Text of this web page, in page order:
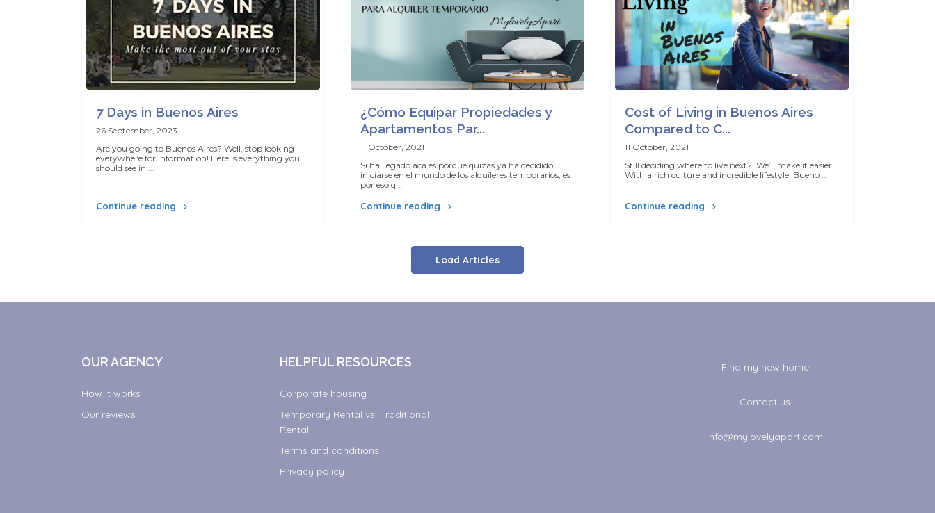
7 Days in Buenos Aires
26 September, 2023
Are you going to Buenos Aires? Well, stop looking
everywhere for information! Here is everything you
should see in ...
Continue reading
¿Cómo Equipar Propiedades y
Apartamentos Par...
11 October, 2021
Si ha llegado acá es porque quizás ya ha decidido
iniciarse en el mundo de los alquileres temporarios, es
por eso q ...
Continue reading
Cost of Living in Buenos Aires
Compared to C...
11 October, 2021
Still deciding where to live next? We’ll make it easier.
With a rich culture and incredible lifestyle, Bueno ...
Continue reading
Load Articles
OUR AGENCY
How it works
Our reviews
HELPFUL RESOURCES
Corporate housing
Temporary Rental vs. Traditional
Rental
Terms and conditions
Privacy policy
Find my new home
Contact us
info@mylovelyapart.com